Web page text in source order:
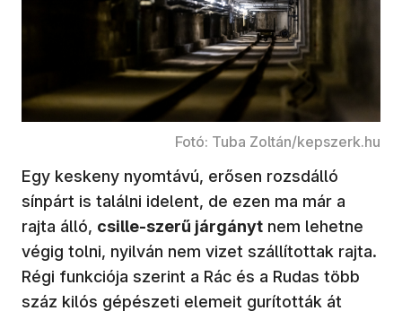
Fotó: Tuba Zoltán/kepszerk.hu
Egy keskeny nyomtávú, erősen rozsdálló
sínpárt is találni idelent, de ezen ma már a
rajta álló, csille-szerű járgányt nem lehetne
végig tolni, nyilván nem vizet szállítottak rajta.
Régi funkciója szerint a Rác és a Rudas több
száz kilós gépészeti elemeit gurították át